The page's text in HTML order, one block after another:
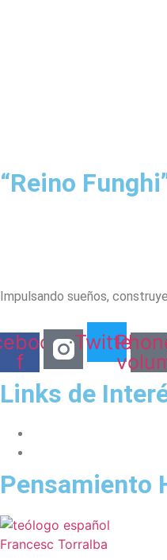
“Reino
Impulsando sueños,
f
Twitter
Links de
Pensamiento